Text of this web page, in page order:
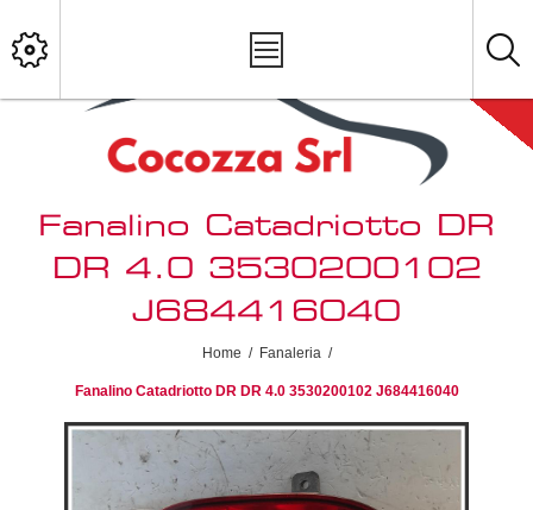
Fanalino Catadriotto DR
DR 4.0 3530200102
J684416040
Home / Fanaleria /
Fanalino Catadriotto DR DR 4.0 3530200102 J684416040